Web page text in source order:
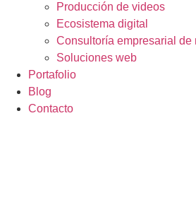
Producción de videos
Ecosistema digital
Consultoría empresarial de
Soluciones web
Portafolio
Blog
Contacto